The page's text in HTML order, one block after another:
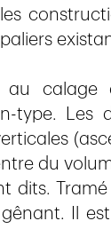
au calage
type. Les
du
dits.
Il